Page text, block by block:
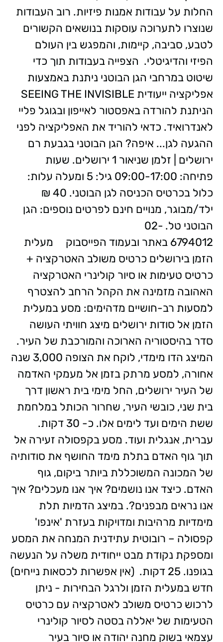
החלות על עבודות אמנות פיזיות. רוב העבודות
שנוצרו לתערוכה עוסקות בנושאים הקשורים
לטבע, סביבה, קיימות, והמפגש בין העולם
הפיזי והדיגיטלי. הצפייה בעבודות תוך כדי
שיטוט במרחבי הגן הבוטני ניתנת באמצעות
אפליקציה ייעודית SEEING THE INVISIBLE
הניתנת להורדה באפסטור לאייפון ובגוגל פליי
לאנדרואיד. כדאי להוריד את האפליקציה לפני
ההגעה לגן... איפה? הגן הבוטני בגבעת רם
ירושלים | זלמן שניאור 1 ירושלים. שעות
פתיחה: 09:00-17:00 גיל: 5 ומעלה עלות:
כלול בכרטיס הכניסה לגן הבוטני. 40 ₪
ילד/מבוגר, מנויים חינם לפרטים נוספים: הגן
הבוטני טל. 02-
6794012 באתר ובעמוד הפייסבוק מעלית
הזמן בירושלים כרטיס משולב האטרקציה +
כרטיס טעימות או סיור קולינרי האטרקציה
האהובה מזמינה את הקהל הרחב להצטרף
למסעות רב-חושיים מדהימים: מסע במעלית
הזמן אל סודות ירושלים מיצג חוויתי העושה
סדר בהיסטוריה הארוכה והמורכבת של העיר.
המיצג הדו מימדי, לוקח את הצופה 3,000 שנה
אחורה, למסע מרתק בזמן אל מעמקי האדמה
של העיר ירושלים, החל מימי בית ראשון דרך
בית שני, כובשי העיר, שחרור הכותל במלחמת
ששת הימים ועד לימים אלו. כ- 30 דקות.
עברית, אנגלית ועוד. מסע בקפסולה זעירה אל
תוך גוף האדם בתלת מימד החושף את סודותיה
של המכונה המשוכללת ביותר ביקום, גוף
האדם. כיצד אנו נושמים? איך אנו מעכלים? איך
אנו נראים מבפנים?. במיצג הדמיות תלת
מימדיות מרהיבות ומדויקות בעזרת 'אינפו'
קפסולה – רובוטית עתידנית המנחה את המסע
ומספקת נקודת מבט ייחודית משלה על הנעשה
בגופנו. 25 דקות. (אין אפשרות לכסאות נייחים)
חדש במעלית הזמן ולרגל הבחירות - ניתן
לרכוש כרטיס משולב לאטרקציה עם כרטיס
הטעימות של יאללה בסטה לסיור קולינרי
עצמאי בשוק מחנה יהודה או סיור בעיר